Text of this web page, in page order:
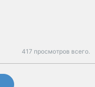
417 просмотров всего.